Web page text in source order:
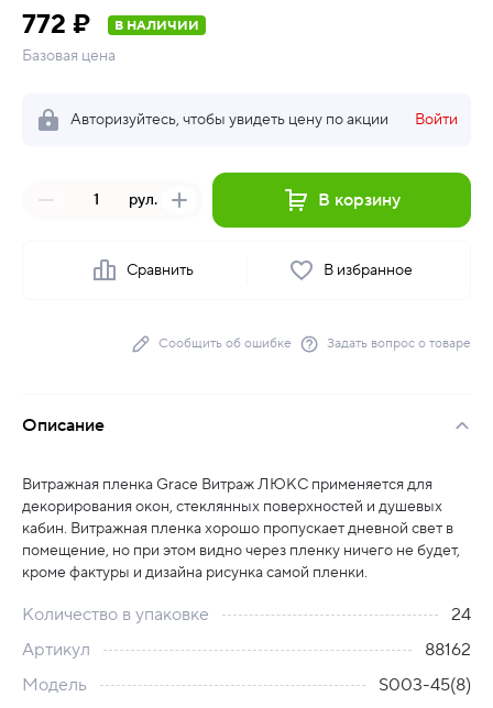
772 ₽ В НАЛИЧИИ
Базовая цена
Авторизуйтесь, чтобы увидеть цену по акции Войти
рул. В корзину
Сравнить В избранное
Сообщить об ошибке Задать вопрос о товаре
Описание
Витражная пленка Grace Витраж ЛЮКС применяется для
декорирования окон, стеклянных поверхностей и душевых
кабин. Витражная пленка хорошо пропускает дневной свет в
помещение, но при этом видно через пленку ничего не будет,
кроме фактуры и дизайна рисунка самой пленки.
Количество в упаковке
24
Артикул
88162
Модель
S003-45(8)